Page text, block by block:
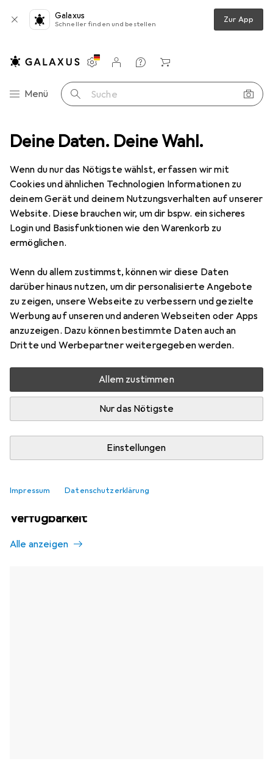
Deine Daten. Deine Wahl.
Wenn du nur das Nötigste wählst, erfassen wir mit
Cookies und ähnlichen Technologien Informationen zu
deinem Gerät und deinem Nutzungsverhalten auf unserer
Website. Diese brauchen wir, um dir bspw. ein sicheres
Login und Basisfunktionen wie den Warenkorb zu
ermöglichen.
Wenn du allem zustimmst, können wir diese Daten
darüber hinaus nutzen, um dir personalisierte Angebote
zu zeigen, unsere Webseite zu verbessern und gezielte
Werbung auf unseren und anderen Webseiten oder Apps
anzuzeigen. Dazu können bestimmte Daten auch an
Dritte und Werbepartner weitergegeben werden.
Allem zustimmen
Nur das Nötigste
Einstellungen
Impressum Datenschutzerklärung
Galaxus
Schneller finden und bestellen Zur App
Navigation nach Kategorien
Menü Suche
Einstellungen
Kundenkonto
Vergleichslisten
Merklisten
Warenkorb
Accessoires Hüte + Caps Cap Trollkids Troll XT Cap
2 Bilder
TrollkidsTroll XT Cap
48, 49, 50, 51, 52
Bewertungen Marke
Mehr von Trollkids
Aktuell nicht lieferbar
Benachrichtigen, wenn lieferbar
Vergleichen Merken
Verfügbarkeit
Alle anzeigen